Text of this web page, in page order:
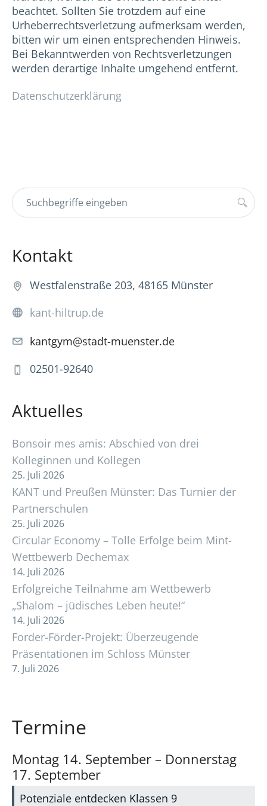
beachtet. Sollten Sie trotzdem auf eine
Urheberrechtsverletzung aufmerksam werden,
bitten wir um einen entsprechenden Hinweis.
Bei Bekanntwerden von Rechtsverletzungen
werden derartige Inhalte umgehend entfernt.
Datenschutzerklärung
Kontakt
Westfalenstraße 203, 48165 Münster
kant-hiltrup.de
kantgym@stadt-muenster.de
02501-92640
Aktuelles
Bonsoir mes amis: Abschied von drei
Kolleginnen und Kollegen
25. Juli 2026
KANT und Preußen Münster: Das Turnier der
Partnerschulen
25. Juli 2026
Circular Economy – Tolle Erfolge beim Mint-
Wettbewerb Dechemax
14. Juli 2026
Erfolgreiche Teilnahme am Wettbewerb
„Shalom – jüdisches Leben heute!“
14. Juli 2026
Forder-Förder-Projekt: Überzeugende
Präsentationen im Schloss Münster
7. Juli 2026
Termine
Montag 14. September – Donnerstag
17. September
Potenziale entdecken Klassen 9